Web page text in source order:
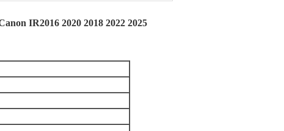
IR2016 2020 2018 2022 2025